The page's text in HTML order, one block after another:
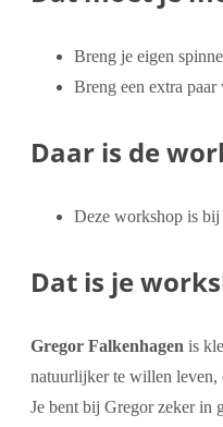
Breng je eigen
Breng een extra
Daar is de
Deze workshop is
Dat is je
Gregor Falkenhagen is
natuurlijker te willen leven,
Je bent bij Gregor zeker in